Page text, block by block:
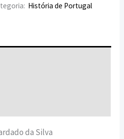
História de Portugal
da Silva